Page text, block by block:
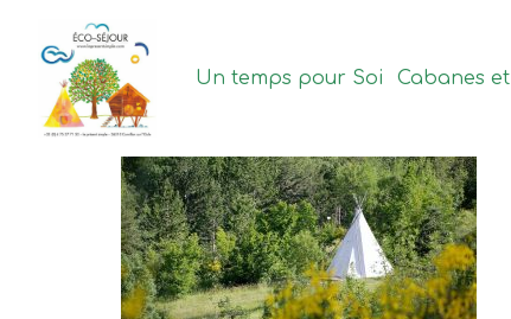
principal
Un temps pour Soi Cabanes